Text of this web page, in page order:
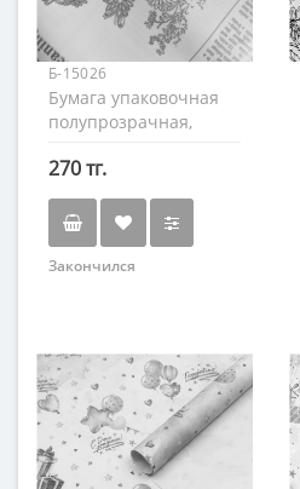
Б-15026
Бумага упаковочная
полупрозрачная,
х 60 см.
270 тг.
Закончился